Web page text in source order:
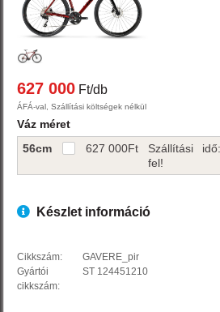
627 000 Ft/db
ÁFÁ-val, Szállítási költségek nélkül
Váz méret
56cm
627 000Ft
Szállítási
fel!
Készlet információ
Cikkszám:
GAVERE_pir
Gyártói
cikkszám:
ST 124451210